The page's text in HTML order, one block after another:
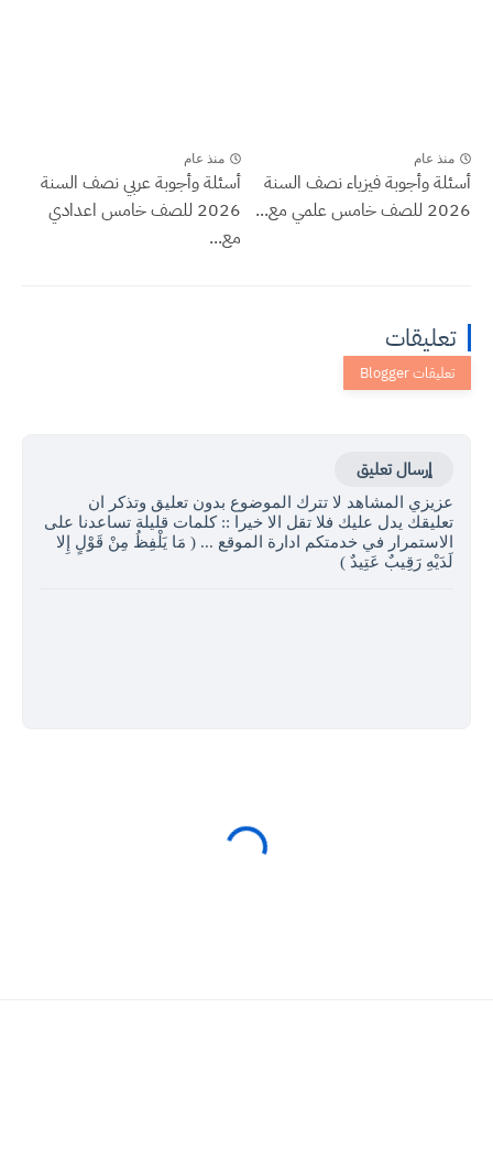
منذ عام
أسئلة وأجوبة فيزياء نصف السنة
2026 للصف خامس علمي مع...
منذ عام
أسئلة وأجوبة عربي نصف السنة
2026 للصف خامس اعدادي
مع...
تعليقات
إرسال تعليق
عزيزي المشاهد لا تترك الموضوع بدون تعليق وتذكر ان
تعليقك يدل عليك فلا تقل الا خيرا :: كلمات قليلة تساعدنا على
الاستمرار في خدمتكم ادارة الموقع ... ( مَا يَلْفِظُ مِنْ قَوْلٍ إِلا
لَدَيْهِ رَقِيبٌ عَتِيدٌ )